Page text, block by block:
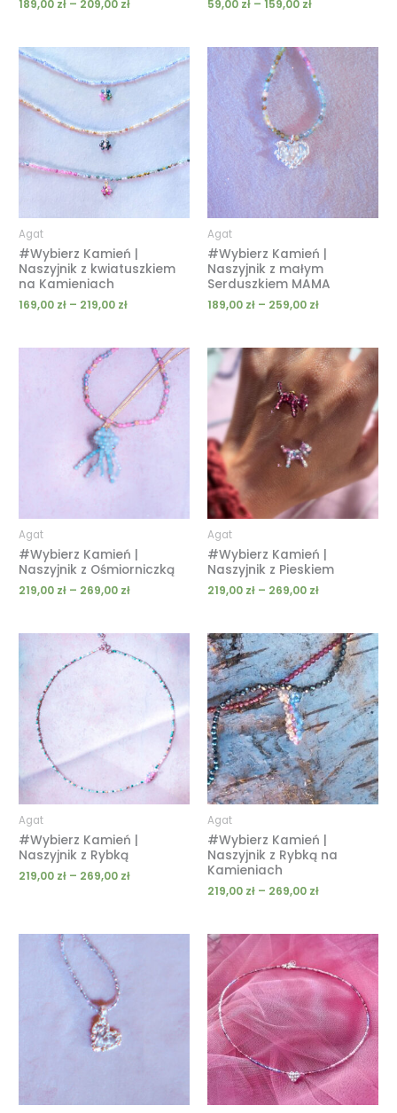
189,00 zł – 209,00 zł 59,00 zł – 159,00 zł
Agat
#Wybierz Kamień |
Naszyjnik z kwiatuszkiem
na Kamieniach
169,00 zł – 219,00 zł
od
219,00 zł
Agat
#Wybierz Kamień |
Naszyjnik z małym
Serduszkiem MAMA
189,00 zł – 259,00 zł
Zakres
cen:
od
189,00 zł
do
259,00 zł
Agat
#Wybierz Kamień |
Naszyjnik z Ośmiorniczką
219,00 zł – 269,00 zł
Zakres
cen:
od
219,00 zł
269,00 zł
Agat
#Wybierz Kamień |
Naszyjnik z Pieskiem
219,00 zł – 269,00 zł
Zakres
cen:
od
219,00 zł
do
269,00 zł
Agat
#Wybierz Kamień |
Naszyjnik z Rybką
219,00 zł – 269,00 zł
cen:
od
219,00 zł
269,00 zł
Agat
#Wybierz Kamień |
Naszyjnik z Rybką na
Kamieniach
219,00 zł – 269,00 zł
Zakres
cen:
od
219,00 zł
do
269,00 zł
Zakres
cen:
od
199,00 zł
do
249,00 zł